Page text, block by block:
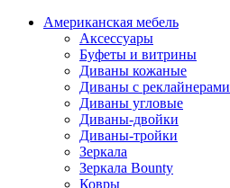
Американская мебель
Аксессуары
Буфеты и витрины
Диваны кожаные
Диваны с реклайнерами
Диваны угловые
Диваны-двойки
Диваны-тройки
Зеркала
Зеркала Bounty
Ковры